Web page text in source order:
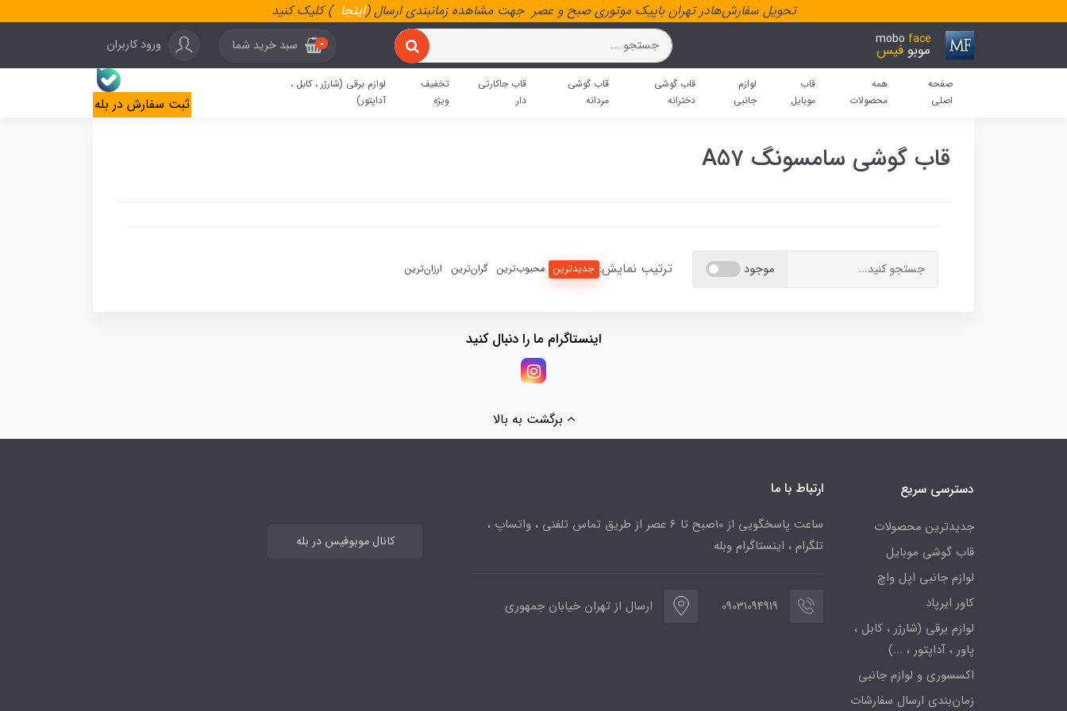
تحویل سفارش‌هادر تهران باپیک موتوری صبح و عصر جهت مشاهده زمانبندی ارسال (اینجا..) کلیک کنید
mobo face
موبو فیس 0 سبد خرید شما ورود کاربران
صفحه
اصلی
همه
محصولات
قاب
موبایل
لوازم
جانبی
قاب گوشی
دخترانه
قاب گوشی
مردانه
قاب جاکارتی
دار
تخفیف
ویژه
لوازم برقی (شارژر ، کابل ،
آداپتور)
ثبت سفارش در بله
قاب گوشی سامسونگ A57
موجود ترتیب نمایش: جدیدترین محبوب‌ترین گران‌ترین ارزان‌ترین
اینستاگرام ما را دنبال کنید
برگشت به بالا
دسترسی سریع
جدیدترین محصولات
قاب گوشی موبایل
لوازم جانبی اپل واچ
کاور ایرپاد
لوازم برقی (شارژر ، کابل ،
پاور ، آداپتور ، ...)
اکسسوری و لوازم جانبی
زمان‌بندی ارسال سفارشات
ارتباط با ما
ساعت پاسخگویی از 10صبح تا 6 عصر از طریق تماس تلفنی ، واتساپ ،
تلگرام ، اینستاگرام وبله
09031094919 ارسال از تهران خیابان جمهوری
کانال موبوفیس در بله